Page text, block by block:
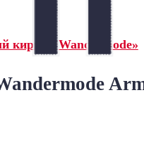
кирпич Wandermode»